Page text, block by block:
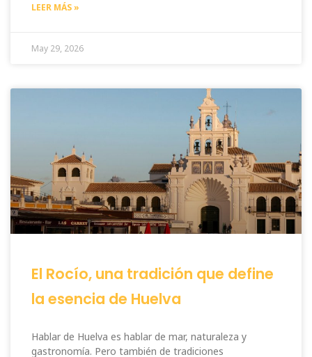
LEER MÁS »
May 29, 2026
El Rocío, una tradición que define
la esencia de Huelva
Hablar de Huelva es hablar de mar, naturaleza y
gastronomía. Pero también de tradiciones